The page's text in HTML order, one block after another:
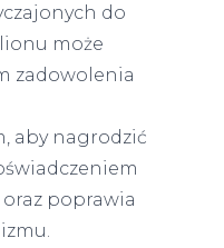
do
może
zadowolenia
aby nagrodzić
poprawia